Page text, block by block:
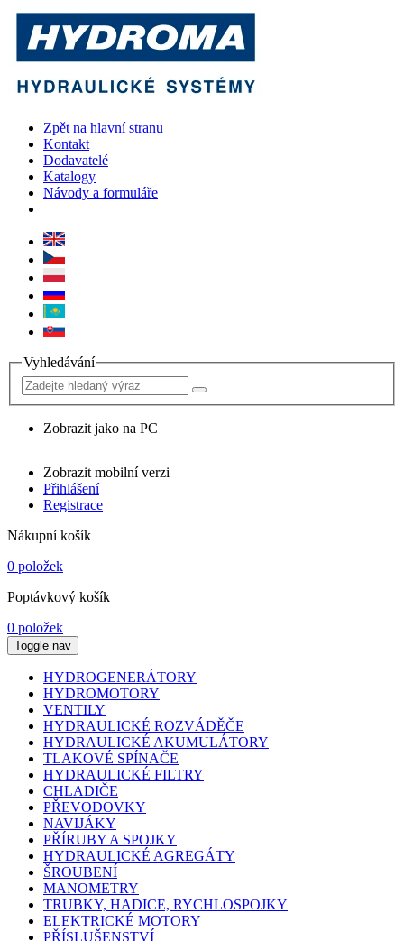
Zpět na hlavní stranu
Kontakt
Dodavatelé
Katalogy
Návody a formuláře
Vyhledávání
Zobrazit jako na PC
Zobrazit mobilní verzi
Přihlášení
Registrace
Nákupní košík
0 položek
Poptávkový košík
0 položek
Toggle nav
HYDROGENERÁTORY
HYDROMOTORY
VENTILY
HYDRAULICKÉ ROZVÁDĚČE
HYDRAULICKÉ AKUMULÁTORY
TLAKOVÉ SPÍNAČE
HYDRAULICKÉ FILTRY
CHLADIČE
PŘEVODOVKY
NAVIJÁKY
PŘÍRUBY A SPOJKY
HYDRAULICKÉ AGREGÁTY
ŠROUBENÍ
MANOMETRY
TRUBKY, HADICE, RYCHLOSPOJKY
ELEKTRICKÉ MOTORY
PŘÍSLUŠENSTVÍ